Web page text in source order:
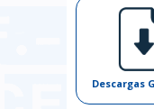
Descargas